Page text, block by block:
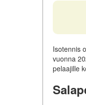
Isotennis
vuonna
pelaajille